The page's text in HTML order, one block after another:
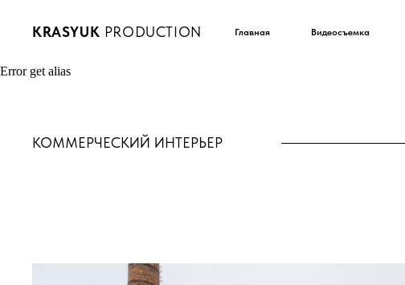
KRASYUK PRODUCTION Главная Видеосъемка
Error get alias
КОММЕРЧЕСКИЙ ИНТЕРЬЕР